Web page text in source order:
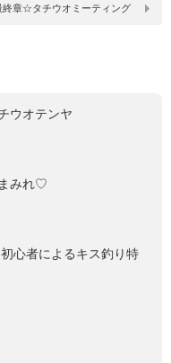
終章☆タチウオミーティング
ウオテンヤ
みれ♡
心者によるキス釣り特